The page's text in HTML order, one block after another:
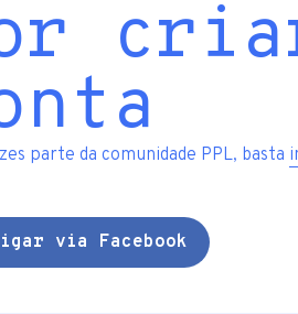
parte da comunidade PPL, basta
via Facebook